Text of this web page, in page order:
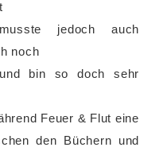
jedoch auch
noch
bin so doch sehr
Feuer & Flut eine
den Büchern und